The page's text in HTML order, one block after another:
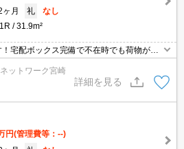
ヶ月 礼
なし
1R 31.9m²
宅配ボックス完備で不在時でも荷物が受
洗い場
ットワーク宮崎
詳細を見る
円(管理費等：--)